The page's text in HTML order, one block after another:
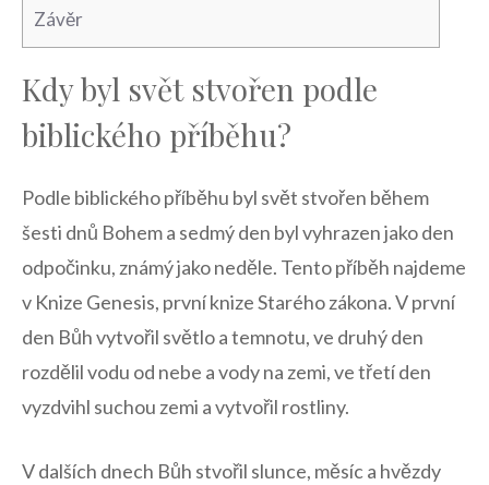
Závěr
Kdy byl svět stvořen podle
biblického příběhu?
Podle biblického příběhu byl svět stvořen během
šesti dnů Bohem a sedmý den byl vyhrazen jako den
odpočinku, známý jako neděle. Tento příběh najdeme
v Knize Genesis, první knize Starého zákona. V první
den Bůh vytvořil světlo a temnotu, ve druhý den
rozdělil vodu od nebe a vody na zemi, ve třetí den
vyzdvihl suchou zemi a vytvořil rostliny.
V dalších dnech Bůh stvořil slunce, měsíc a hvězdy